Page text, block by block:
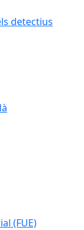
detectius
(FUE)